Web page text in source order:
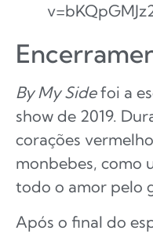
By My Sidefoi a
show de 2019.
corações
monbebes, como
todo o amor pelo
Após o final do